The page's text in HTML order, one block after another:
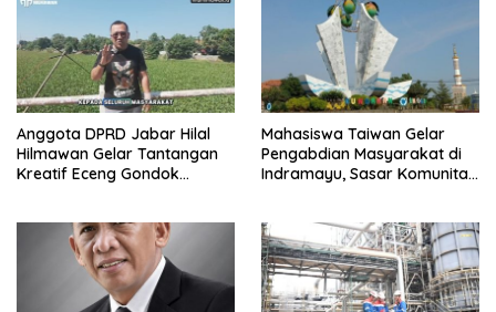
Anggota DPRD Jabar Hilal
Hilmawan Gelar Tantangan
Kreatif Eceng Gondok
Mahasiswa Taiwan Gelar
Pengabdian Masyarakat di
Indramayu, Sasar Komunitas